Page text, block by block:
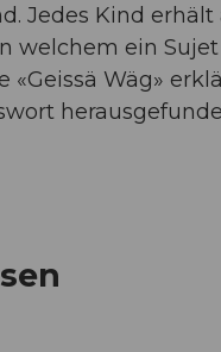
Jedes Kind
welchem ein
«Geissä Wäg»